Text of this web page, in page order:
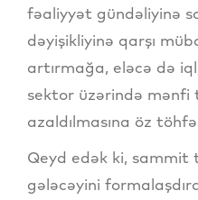
fəaliyyət gündəliyinə
dəyişikliyinə qarşı
artırmağa, eləcə də
sektor üzərində mənfi
azaldılmasına öz
Qeyd edək ki, sammit
gələcəyini